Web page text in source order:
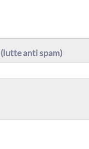
(lutte anti spam)